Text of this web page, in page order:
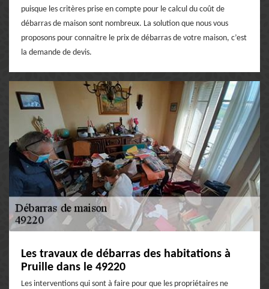
puisque les critères prise en compte pour le calcul du coût de
débarras de maison sont nombreux. La solution que nous vous
proposons pour connaitre le prix de débarras de votre maison, c’est
la demande de devis.
Les travaux de débarras des habitations à
Pruille dans le 49220
Les interventions qui sont à faire pour que les propriétaires ne